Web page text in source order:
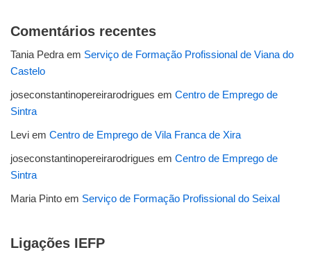
Comentários recentes
Tania Pedra em Serviço de Formação Profissional de Viana do
Castelo
joseconstantinopereirarodrigues em Centro de Emprego de
Sintra
Levi em Centro de Emprego de Vila Franca de Xira
joseconstantinopereirarodrigues em Centro de Emprego de
Sintra
Maria Pinto em Serviço de Formação Profissional do Seixal
Ligações IEFP